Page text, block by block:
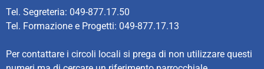
Tel. Segreteria: 049-877.17.50
Tel. Formazione e Progetti: 049-877.17.13
Per contattare i circoli locali si prega di non utilizzare questi